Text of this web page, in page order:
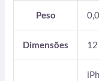
Peso
Dimensões 12